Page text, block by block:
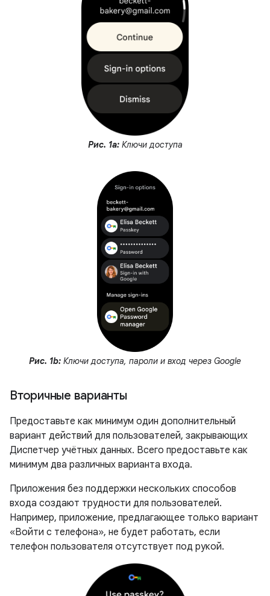
Рис. 1а:Ключи доступа
Рис. 1b: Ключи доступа, пароли и вход через Google
Вторичные варианты
Предоставьте как минимум один дополнительный
вариант действий для пользователей, закрывающих
Диспетчер учётных данных. Всего предоставьте как
минимум два различных варианта входа.
Приложения без поддержки нескольких способов
входа создают трудности для пользователей.
Например, приложение, предлагающее только вариант
«Войти с телефона», не будет работать, если
телефон пользователя отсутствует под рукой.